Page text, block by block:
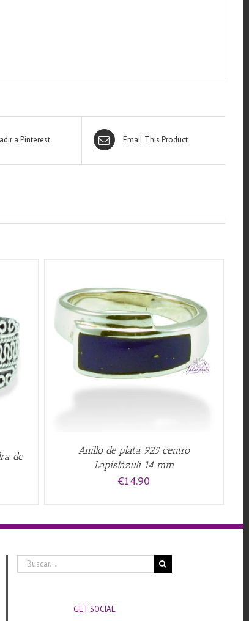
a Pinterest Email This Product
de
VIEW
Anillo de plata 925 centro
Lapislázuli 14 mm
€14.90
Buscar:
GET SOCIAL